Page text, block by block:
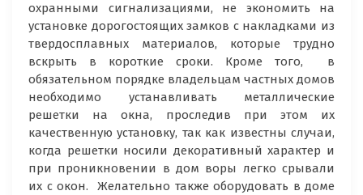
охранными сигнализациями, не экономить на
установке дорогостоящих замков с накладками из
твердосплавных материалов, которые трудно
вскрыть в короткие сроки. Кроме того, в
обязательном порядке владельцам частных домов
необходимо устанавливать металлические
решетки на окна, проследив при этом их
качественную установку, так как известны случаи,
когда решетки носили декоративный характер и
при проникновении в дом воры легко срывали
их с окон. Желательно также оборудовать в доме